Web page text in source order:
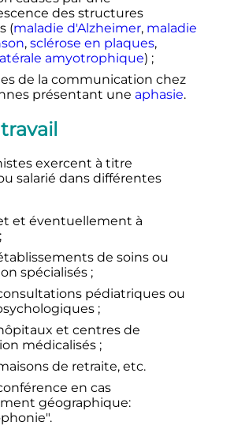
des structures
(maladie d'Alzheimer, maladie
, sclérose en plaques,
amyotrophique) ;
de la communication chez
présentant une aphasie.
exercent à titre
salarié dans différentes
et éventuellement à
;
de soins ou
spécialisés ;
pédiatriques ou
;
et centres de
médicalisés ;
de retraite, etc.
en cas
géographique: